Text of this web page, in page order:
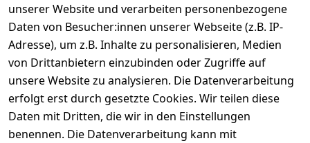
unserer Website und verarbeiten personenbezogene
Daten von Besucher:innen unserer Webseite (z.B. IP-
Adresse), um z.B. Inhalte zu personalisieren, Medien
von Drittanbietern einzubinden oder Zugriffe auf
unsere Website zu analysieren. Die Datenverarbeitung
erfolgt erst durch gesetzte Cookies. Wir teilen diese
Daten mit Dritten, die wir in den Einstellungen
benennen. Die Datenverarbeitung kann mit
Datenschutze
rklärung
Barrierefreihe
itserklärung
Widerrufsrec
ht